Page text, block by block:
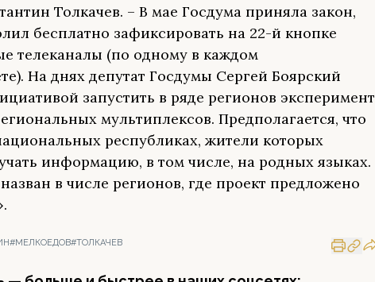
Толкачев. – В мае Госдума приняла закон,
бесплатно зафиксировать на 22-й кнопке
телеканалы (по одному в каждом
На днях депутат Госдумы Сергей Боярский
запустить в ряде регионов эксперимент
мультиплексов. Предполагается, что
республиках, жители которых
информацию, в том числе, на родных языках.
в числе регионов, где проект предложено
#МЕЛКОЕДОВ#ТОЛКАЧЕВ